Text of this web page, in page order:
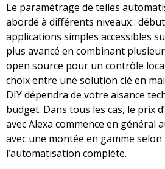
Le paramétrage de telles
abordé à différents niveaux :
applications simples accessibles
plus avancé en combinant
open source pour un contrôle
choix entre une solution clé en
DIY dépendra de votre aisance
budget. Dans tous les cas, le prix
avec Alexa commence en général
avec une montée en gamme
l’automatisation complète.